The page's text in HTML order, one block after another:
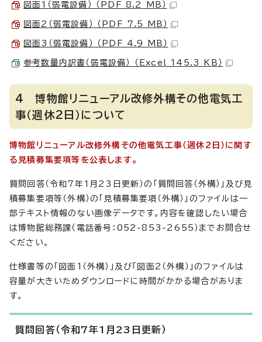
図面1（弱電設備） （PDF 8.2 MB）
図面2（弱電設備） （PDF 7.5 MB）
図面3（弱電設備） （PDF 4.9 MB）
参考数量内訳書（弱電設備） （Excel 145.3 KB）
4 博物館リニューアル改修外構その他電気工
事（週休2日）について
博物館リニューアル改修外構その他電気工事（週休2日）に関す
る見積募集要項等を公表します。
質問回答（令和7年1月23日更新）の「質問回答（外構）」及び見
積募集要項等（外構）の「見積募集要項（外構）」のファイルは一
部テキスト情報のない画像データです。内容を確認したい場合
は博物館総務課（電話番号：052-853-2655）までお問合せ
ください。
仕様書等の「図面1（外構）」及び「図面2（外構）」のファイルは
容量が大きいためダウンロードに時間がかかる場合がありま
す。
質問回答（令和7年1月23日更新）